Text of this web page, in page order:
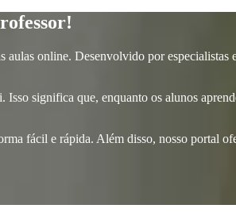
aulas online. Desenvolvido por especialistas
Isso significa que, enquanto os alunos
fácil e rápida. Além disso, nosso portal